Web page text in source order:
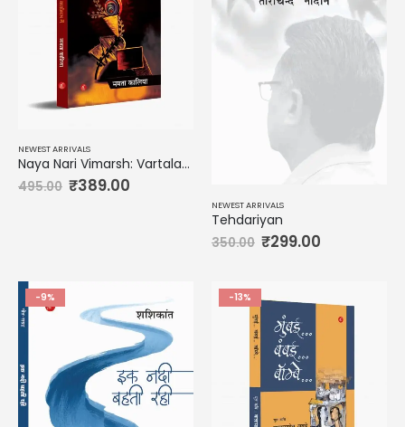
NEWEST ARRIVALS
Naya Nari Vimarsh: Vartalap me
495.00 ₹389.00
NEWEST ARRIVALS
Tehdariyan
350.00 ₹299.00
-9% -13%